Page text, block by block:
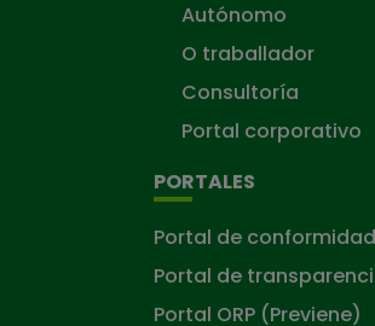
Autónomo
O traballador
Consultoría
Portal corporativo
PORTALES
Portal de
Portal de
Portal ORP (Previene)